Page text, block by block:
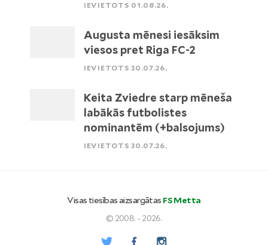
IEVIETOTS 01.08.26.
Augusta mēnesi iesāksim
viesos pret Riga FC-2
IEVIETOTS 30.07.26.
Keita Zviedre starp mēneša
labākās futbolistes
nominantēm (+balsojums)
IEVIETOTS 30.07.26.
Visas tiesības aizsargātas FS Metta
© 2008. - 2026.